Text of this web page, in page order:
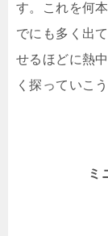
す。これを何
でにも多く出
せるほどに熱
く探っていこ
ミ